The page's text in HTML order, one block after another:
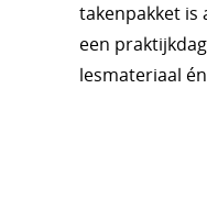
takenpakket is
een
lesmateriaal